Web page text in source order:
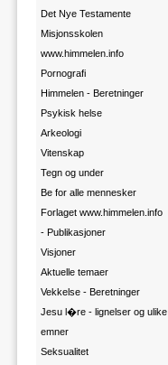
Det Nye Testamente
Misjonsskolen
www.himmelen.info
Pornografi
Himmelen - Beretninger
Psykisk helse
Arkeologi
Vitenskap
Tegn og under
Be for alle mennesker
Forlaget www.himmelen.info
- Publikasjoner
Visjoner
Aktuelle temaer
Vekkelse - Beretninger
Jesu l�re - lignelser og ulike
emner
Seksualitet